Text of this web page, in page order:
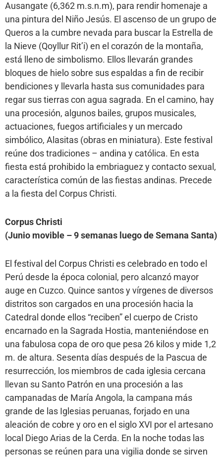
Ausangate (6,362 m.s.n.m), para rendir homenaje a
una pintura del Niño Jesús. El ascenso de un grupo de
Queros a la cumbre nevada para buscar la Estrella de
la Nieve (Qoyllur Rit’i) en el corazón de la montaña,
está lleno de simbolismo. Ellos llevarán grandes
bloques de hielo sobre sus espaldas a fin de recibir
bendiciones y llevarla hasta sus comunidades para
regar sus tierras con agua sagrada. En el camino, hay
una procesión, algunos bailes, grupos musicales,
actuaciones, fuegos artificiales y un mercado
simbólico, Alasitas (obras en miniatura). Este festival
reúne dos tradiciones – andina y católica. En esta
fiesta está prohibido la embriaguez y contacto sexual,
característica común de las fiestas andinas. Precede
a la fiesta del Corpus Christi.
Corpus Christi
(Junio movible – 9 semanas luego de Semana Santa)
El festival del Corpus Christi es celebrado en todo el
Perú desde la época colonial, pero alcanzó mayor
auge en Cuzco. Quince santos y vírgenes de diversos
distritos son cargados en una procesión hacia la
Catedral donde ellos “reciben” el cuerpo de Cristo
encarnado en la Sagrada Hostia, manteniéndose en
una fabulosa copa de oro que pesa 26 kilos y mide 1,2
m. de altura. Sesenta días después de la Pascua de
resurrección, los miembros de cada iglesia cercana
llevan su Santo Patrón en una procesión a las
campanadas de María Angola, la campana más
grande de las Iglesias peruanas, forjado en una
aleación de cobre y oro en el siglo XVI por el artesano
local Diego Arias de la Cerda. En la noche todas las
personas se reúnen para una vigilia donde se sirven